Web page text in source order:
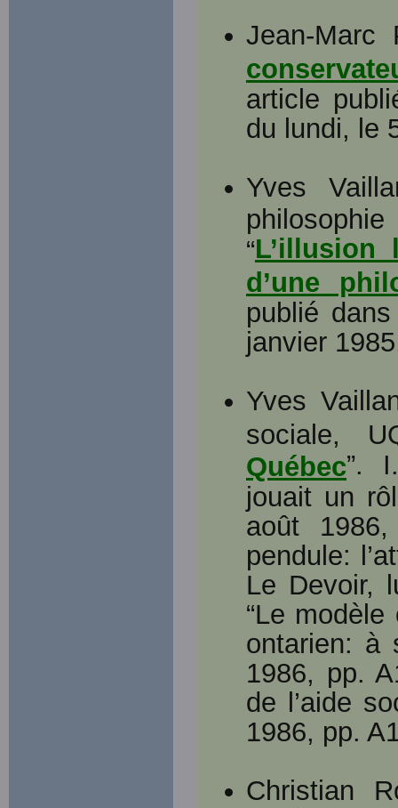
Jean-Marc
article
du lundi, le
Yves
“
d’une
publié
janvier
Yves
sociale,
Québec”.
jouait un
août
pendule:
Le Devoir,
“Le
ontarien: à
1986, pp.
de l’aide
1986, pp.
Christian